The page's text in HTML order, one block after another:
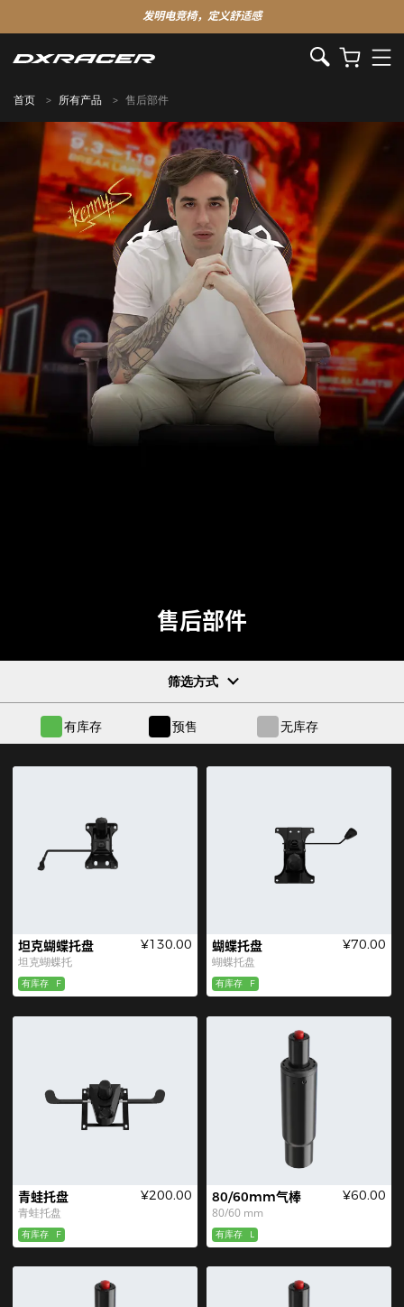
发明电竞椅，定义舒适感
首页 所有产品 售后部件
售后部件
筛选方式
有库存 预售 无库存
坦克蝴蝶托盘
坦克蝴蝶托
¥130.00
有库存 F
蝴蝶托盘
蝴蝶托盘
¥70.00
有库存 F
青蛙托盘
青蛙托盘
¥200.00
有库存 F
80/60mm气棒
80/60 mm
¥60.00
有库存 L